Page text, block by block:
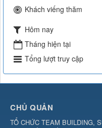
Khách viếng thăm
Hôm nay
Tháng hiện tại
Tổng lượt truy cập
CHỦ QUẢN
TỔ CHỨC TEAM BUILDING,